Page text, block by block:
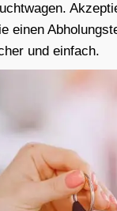
einen
und einfach.